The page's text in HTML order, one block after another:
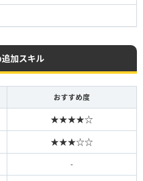
加スキル
おすすめ度
★★★★☆
★★★☆☆
-